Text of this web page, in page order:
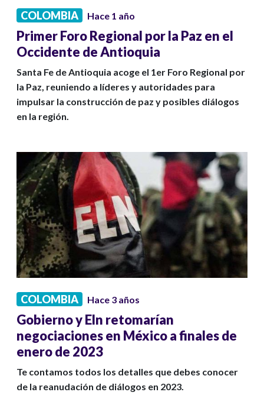
COLOMBIA Hace 1 año
Primer Foro Regional por la Paz en el
Occidente de Antioquia
Santa Fe de Antioquia acoge el 1er Foro Regional por
la Paz, reuniendo a líderes y autoridades para
impulsar la construcción de paz y posibles diálogos
en la región.
COLOMBIA Hace 3 años
Gobierno y Eln retomarían
negociaciones en México a finales de
enero de 2023
Te contamos todos los detalles que debes conocer
de la reanudación de diálogos en 2023.